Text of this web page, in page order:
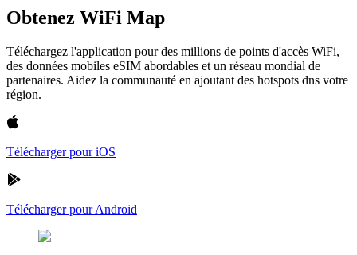
Obtenez WiFi Map
Téléchargez l'application pour des millions de points d'accès WiFi,
des données mobiles eSIM abordables et un réseau mondial de
partenaires. Aidez la communauté en ajoutant des hotspots dns votre
région.
Télécharger pour iOS
Télécharger pour Android